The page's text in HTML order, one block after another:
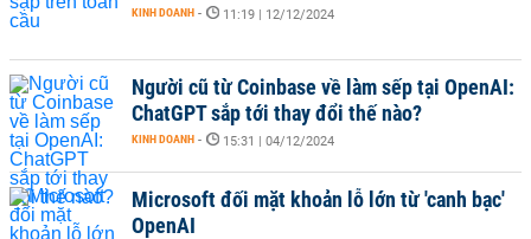
KINH DOANH - 11:19 | 12/12/2024
Người cũ từ Coinbase về làm sếp tại OpenAI:
ChatGPT sắp tới thay đổi thế nào?
KINH DOANH - 15:31 | 04/12/2024
Microsoft đối mặt khoản lỗ lớn từ 'canh bạc'
OpenAI